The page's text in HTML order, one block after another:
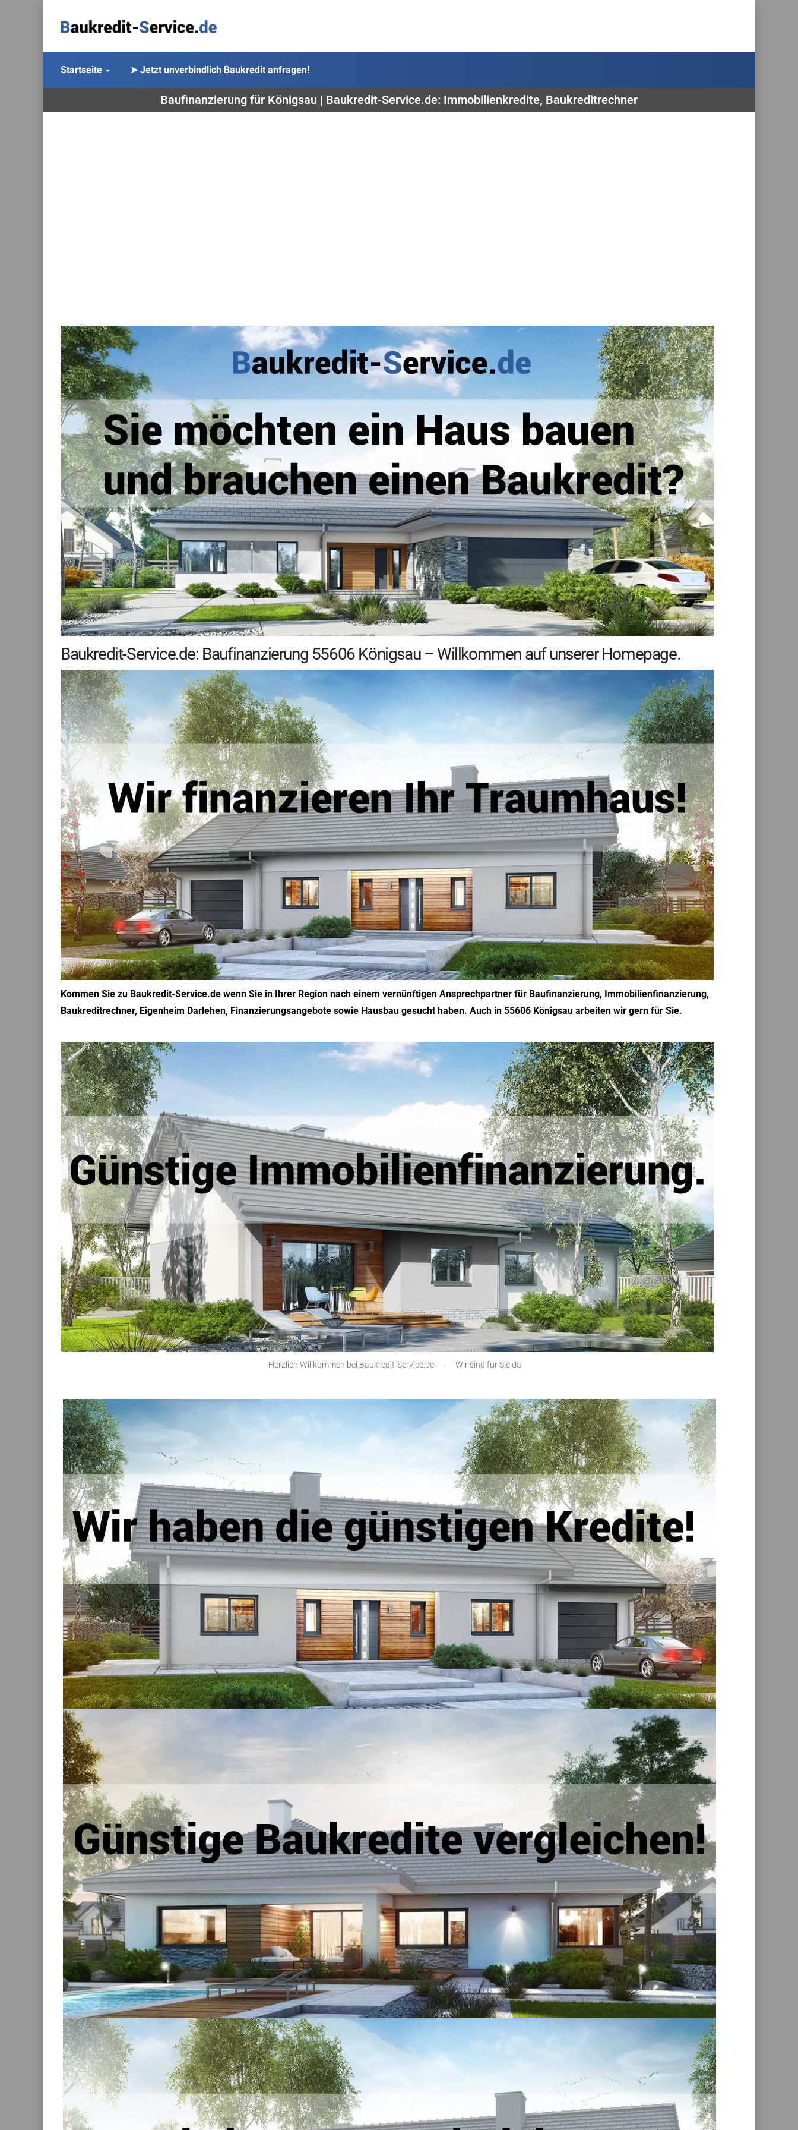
Startseite ➤ Jetzt unverbindlich Baukredit anfragen!
Baufinanzierung für Königsau | Baukredit-Service.de: Immobilienkredite, Baukreditrechner
Baukredit-Service.de: Baufinanzierung 55606 Königsau – Willkommen auf unserer Homepage.
Kommen Sie zu Baukredit-Service.de wenn Sie in Ihrer Region nach einem vernünftigen Ansprechpartner für Baufinanzierung, Immobilienfinanzierung,
Baukreditrechner, Eigenheim Darlehen, Finanzierungsangebote sowie Hausbau gesucht haben. Auch in 55606 Königsau arbeiten wir gern für Sie.
Herzlich Willkommen bei Baukredit-Service.de - Wir sind für Sie da